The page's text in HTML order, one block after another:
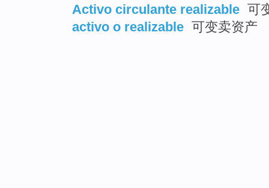
Activo circulante realizable 可
activo o realizable 可变卖资产